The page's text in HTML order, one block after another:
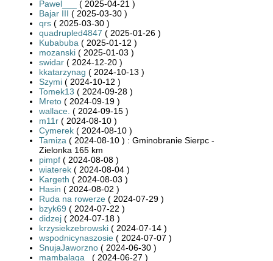
Pawel___
( 2025-04-21 )
Bajar III ( 2025-03-30 )
qrs ( 2025-03-30 )
quadrupled4847 ( 2025-01-26 )
Kubabuba ( 2025-01-12 )
mozanski ( 2025-01-03 )
swidar ( 2024-12-20 )
kkatarzynag ( 2024-10-13 )
Szymi ( 2024-10-12 )
Tomek13 ( 2024-09-28 )
Mreto ( 2024-09-19 )
wallace. ( 2024-09-15 )
m11r ( 2024-08-10 )
Cymerek ( 2024-08-10 )
Tamiza ( 2024-08-10 ) : Gminobranie Sierpc -
Zielonka 165 km
pimpf ( 2024-08-08 )
wiaterek ( 2024-08-04 )
Kargeth ( 2024-08-03 )
Hasin ( 2024-08-02 )
Ruda na rowerze ( 2024-07-29 )
bzyk69 ( 2024-07-22 )
didzej ( 2024-07-18 )
krzysiekzebrowski ( 2024-07-14 )
wspodnicynaszosie ( 2024-07-07 )
SnujaJaworzno ( 2024-06-30 )
mambalaga_
( 2024-06-27 )